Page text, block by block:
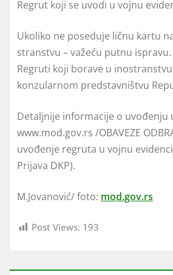
Re­grut ko­ji se uvo­di u voj­nu
Uko­li­ko ne po­se­du­je lič­nu kar­tu
stran­stvu – va­že­ću put­nu is­pra­vu.
Re­gru­ti ko­ji bo­ra­ve u
kon­zu­lar­nom pred­stav­ni­štvu
De­talj­ni­je in­for­ma­ci­je o
www.mod.gov.rs /OBAVEZE
uvođenje regruta u vojnu
Prijava DKP).
M.Jovanović/ foto: mod.gov.rs
Post Views: 193